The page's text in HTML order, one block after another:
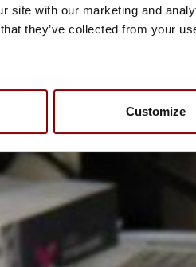
site with our marketing and
they’ve collected from your
Customize